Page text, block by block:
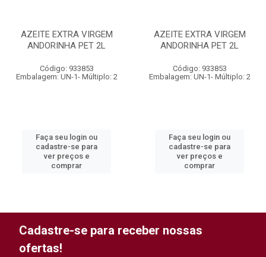
AZEITE EXTRA VIRGEM
ANDORINHA PET 2L
Código: 933853
Embalagem: UN-1- Múltiplo: 2
Faça seu login ou
cadastre-se para
ver preços e
comprar
AZEITE EXTRA VIRGEM
ANDORINHA PET 2L
Código: 933853
Embalagem: UN-1- Múltiplo: 2
Faça seu login ou
cadastre-se para
ver preços e
comprar
Cadastre-se para receber nossas
ofertas!